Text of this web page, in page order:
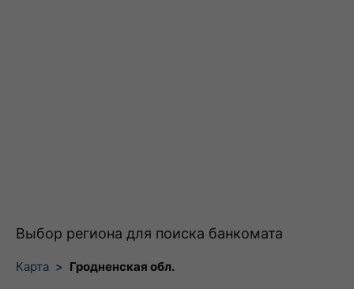
Выбор региона для поиска банкомата
Карта > Гродненская обл.